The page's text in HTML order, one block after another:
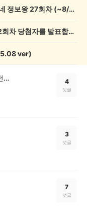
💸 전원 2,000캐시 지급! 우리 동네 정보왕 27회차 (~8/10)
💰[당첨자 발표] 우리 동네 썰전 12회차 당첨자를 발표합니다!
ver)
부산 해운대구 우동의 문화 공간 영화의 전당을 소개합니다. 4
댓글
3
댓글
7
댓글